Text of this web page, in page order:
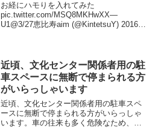
お経にハモりを入れてみた
pic.twitter.com/MSQ8MKHwXX—
U1@3/27恵比寿aim (@KintetsuY) 2016年
近頃、文化センター関係者用の駐
車スペースに無断で停まられる方
がいらっしゃいます
近頃、文化センター関係者用の駐車スペ
ースに無断で停まられる方がいらっしゃ
います。車の往来も多く危険なため、移